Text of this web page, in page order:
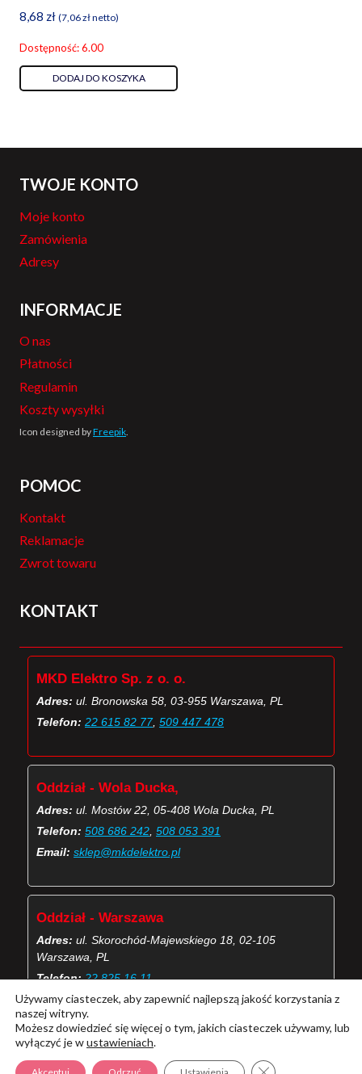
8,68 zł (7,06złnetto)
Dostępność: 6.00
DODAJ DO KOSZYKA
TWOJE KONTO
Moje konto
Zamówienia
Adresy
INFORMACJE
O nas
Płatności
Regulamin
Koszty wysyłki
Icon designed byFreepik.
POMOC
Kontakt
Reklamacje
Zwrot towaru
KONTAKT
MKD Elektro Sp. z o. o.
Adres: ul. Bronowska 58, 03-955 Warszawa, PL
Telefon: 22 615 82 77, 509 447 478
Oddział - Wola Ducka,
Adres: ul. Mostów 22, 05-408 Wola Ducka, PL
Telefon: 508 686 242 508 053 391
Email: sklep@mkdelektro.pl
Oddział - Warszawa
Adres: ul. Skorochód-Majewskiego 18, 02-105
Warszawa, PL
Telefon: 22 825 16 11
Email: skorochod@mkdelektro.pl
(Więcej o kontaktach MKD Elektro)
Używamy ciasteczek, aby zapewnić najlepszą jakość korzystania z
naszej witryny.
Możesz dowiedzieć się więcej o tym, jakich ciasteczek używamy, lub
wyłączyć je wustawieniach.
Zamknij panel